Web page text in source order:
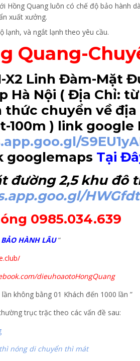
Hồng Quang luôn có chế độ bảo hành
xuất xưởng.
lạnh, và ngắt lạnh theo yêu cầu.
Quang-
X2 Linh Đàm-Mặt
Hà Nội ( Địa Chỉ:
thức chuyển về
100m ) link google
googlemaps Tại
đường 2,5 khu đô
0985.034.639
BẢO HÀNH LÂU “
dieuhoaotoHongQuang
không bằng 01 Khách đến 1000 lần ”
trục trặc theo các vấn đề sau:
nóng di chuyển thì mát